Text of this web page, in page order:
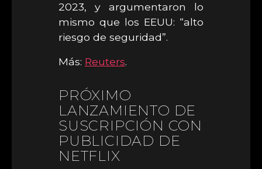
2023, y argumentaron lo
mismo que los EEUU: “alto
riesgo de seguridad”.
Más: Reuters.
PRÓXIMO
LANZAMIENTO DE
SUSCRIPCIÓN CON
PUBLICIDAD DE
NETFLIX